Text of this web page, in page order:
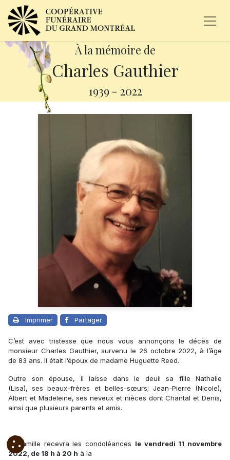
À la mémoire de
Charles Gauthier
1939 - 2022
Imprimer Partager
C’est avec tristesse que nous vous annonçons le décès de
monsieur Charles Gauthier, survenu le 26 octobre 2022, à l’âge
de 83 ans. Il était l’époux de madame Huguette Reed.
Outre son épouse, il laisse dans le deuil sa fille Nathalie
(Lisa), ses beaux-frères et belles-sœurs; Jean-Pierre (Nicole),
Albert et Madeleine, ses neveux et nièces dont Chantal et Denis,
ainsi que plusieurs parents et amis.
La famille recevra les condoléances le vendredi 11 novembre
2022, de 18 h à 20 h à la